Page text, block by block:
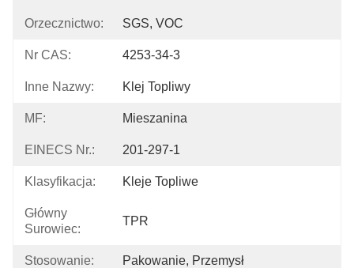
Orzecznictwo: SGS, VOC
Nr CAS: 4253-34-3
Inne Nazwy: Klej Topliwy
MF: Mieszanina
EINECS Nr.: 201-297-1
Klasyfikacja: Kleje Topliwe
Główny
Surowiec:
TPR
Stosowanie: Pakowanie, Przemysł